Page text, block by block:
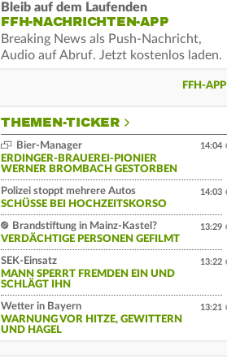
Bleib auf dem Laufenden
FFH-NACHRICHTEN-APP
Breaking News als Push-Nachricht,
Audio auf Abruf. Jetzt kostenlos laden.
FFH-APP
THEMEN-TICKER
Bier-Manager
ERDINGER-BRAUEREI-PIONIER
WERNER BROMBACH GESTORBEN
14:04
Polizei stoppt mehrere Autos
SCHÜSSE BEI HOCHZEITSKORSO
14:03
Brandstiftung in Mainz-Kastel?
VERDÄCHTIGE PERSONEN GEFILMT
13:29
SEK-Einsatz
MANN SPERRT FREMDEN EIN UND
SCHLÄGT IHN
13:22
Wetter in Bayern
WARNUNG VOR HITZE, GEWITTERN
UND HAGEL
13:21